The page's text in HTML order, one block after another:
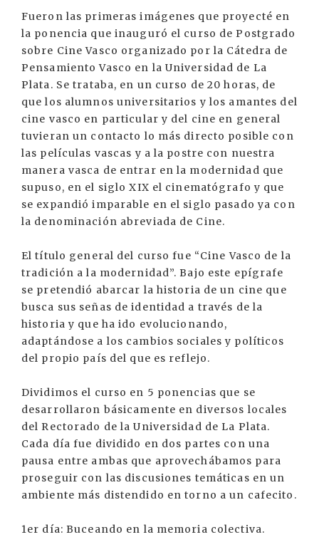
Fueron las primeras imágenes que proyecté en
la ponencia que inauguró el curso de Postgrado
sobre Cine Vasco organizado por la Cátedra de
Pensamiento Vasco en la Universidad de La
Plata. Se trataba, en un curso de 20 horas, de
que los alumnos universitarios y los amantes del
cine vasco en particular y del cine en general
tuvieran un contacto lo más directo posible con
las películas vascas y a la postre con nuestra
manera vasca de entrar en la modernidad que
supuso, en el siglo XIX el cinematógrafo y que
se expandió imparable en el siglo pasado ya con
la denominación abreviada de Cine.
El título general del curso fue “Cine Vasco de la
tradición a la modernidad”. Bajo este epígrafe
se pretendió abarcar la historia de un cine que
busca sus señas de identidad a través de la
historia y que ha ido evolucionando,
adaptándose a los cambios sociales y políticos
del propio país del que es reflejo.
Dividimos el curso en 5 ponencias que se
desarrollaron básicamente en diversos locales
del Rectorado de la Universidad de La Plata.
Cada día fue dividido en dos partes con una
pausa entre ambas que aprovechábamos para
proseguir con las discusiones temáticas en un
ambiente más distendido en torno a un cafecito.
1er día: Buceando en la memoria colectiva.